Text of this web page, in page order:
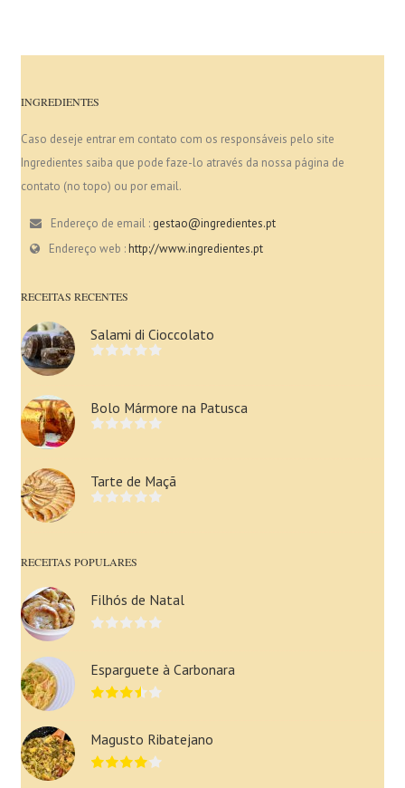
INGREDIENTES
Caso deseje entrar em contato com os responsáveis pelo site
Ingredientes saiba que pode faze-lo através da nossa página de
contato (no topo) ou por email.
Endereço de email : gestao@ingredientes.pt
Endereço web :http://www.ingredientes.pt
RECEITAS RECENTES
Salami di Cioccolato
Bolo Mármore na Patusca
Tarte de Maçã
RECEITAS POPULARES
Filhós de Natal
Esparguete à Carbonara
Magusto Ribatejano